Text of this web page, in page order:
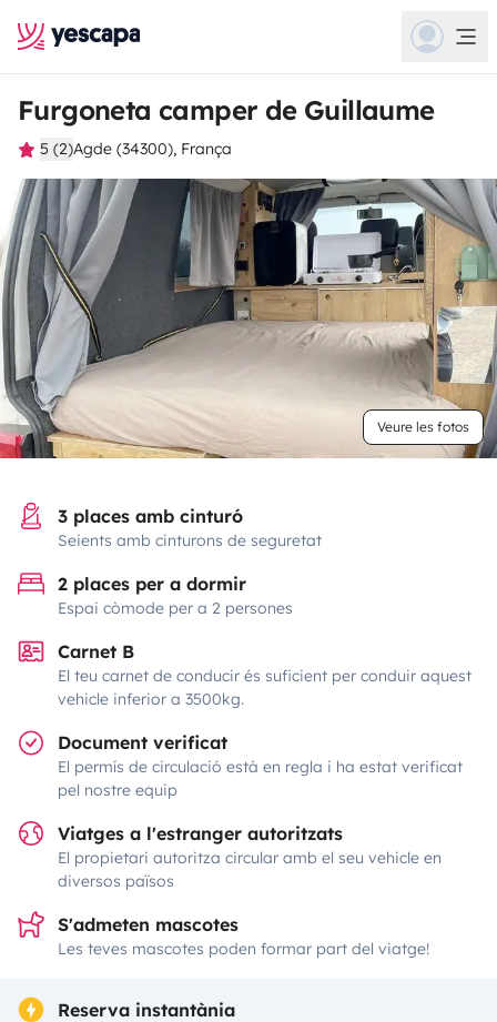
Furgoneta camper de Guillaume
5 (2)Agde (34300), França
Veure les fotos
3 places amb cinturó
Seients amb cinturons de seguretat
2 places per a dormir
Espai còmode per a 2 persones
Carnet B
El teu carnet de conducir és suficient per conduir aquest
vehicle inferior a 3500kg.
Document verificat
El permís de circulació està en regla i ha estat verificat
pel nostre equip
Viatges a l'estranger autoritzats
El propietari autoritza circular amb el seu vehicle en
diversos països
S'admeten mascotes
Les teves mascotes poden formar part del viatge!
Reserva instantània